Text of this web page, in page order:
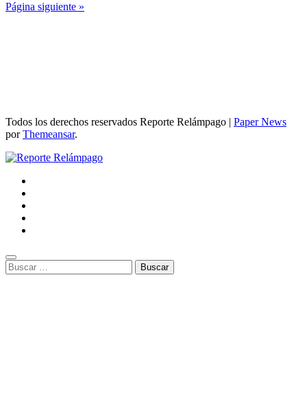
de
Página siguiente »
Todos los derechos reservados Reporte Relámpago | Paper News
porThemeansar.
Buscar: